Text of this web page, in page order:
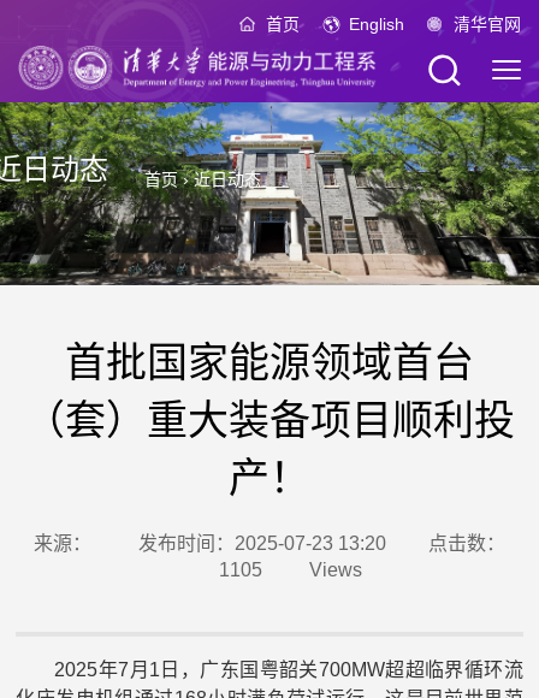
首页 English 清华官网
日动态 首页›近日动态
首批国家能源领域首台
（套）重大装备项目顺利投
产！
来源： 发布时间：2025-07-23 13:20
点击数：
1105
Views
2025年7月1日，广东国粤韶关700MW超超临界循环流